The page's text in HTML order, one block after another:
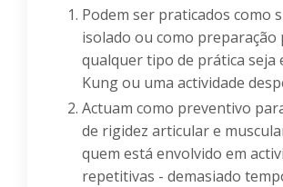
Podem ser praticados como
isolado ou como preparação
qualquer tipo de prática seja
Kung ou uma actividade
Actuam como preventivo
de rigidez articular e
quem está envolvido em
repetitivas - demasiado